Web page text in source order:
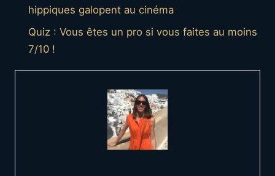
hippiques galopent au cinéma
Quiz : Vous êtes un pro si vous faites au moins
7/10 !